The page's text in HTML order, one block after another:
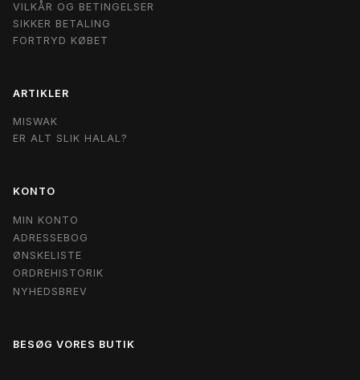
VILKÅR OG BETINGELSER
SIKKER BETALING
FORTRYD KØBET
ARTIKLER
MISWAK
ER ALT SLIK HALAL?
KONTO
MIN KONTO
ADRESSEBOG
ØNSKELISTE
ORDREHISTORIK
NYHEDSBREV
BESØG VORES BUTIK